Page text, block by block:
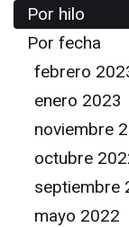
Por hilo
Por fecha
febrero
enero 2023
noviembre
octubre
septiembre
mayo 2022